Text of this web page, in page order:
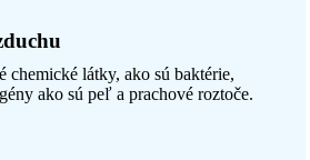
chemické látky, ako sú baktérie,
ako sú peľ a prachové roztoče.